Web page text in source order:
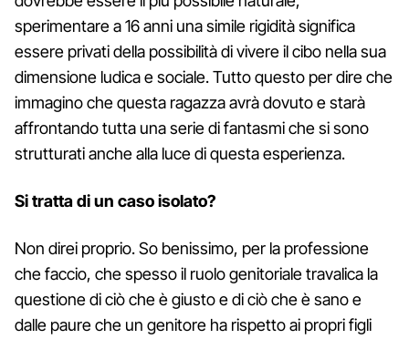
sperimentare a 16 anni una simile rigidità significa
essere privati della possibilità di vivere il cibo nella sua
dimensione ludica e sociale. Tutto questo per dire che
immagino che questa ragazza avrà dovuto e starà
affrontando tutta una serie di fantasmi che si sono
strutturati anche alla luce di questa esperienza.
Si tratta di un caso isolato?
Non direi proprio. So benissimo, per la professione
che faccio, che spesso il ruolo genitoriale travalica la
questione di ciò che è giusto e di ciò che è sano e
dalle paure che un genitore ha rispetto ai propri figli